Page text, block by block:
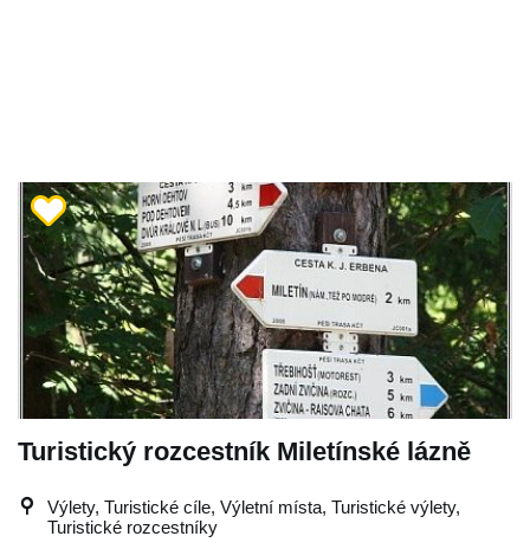
Turistický rozcestník Miletínské lázně
Výlety, Turistické cíle, Výletní místa, Turistické výlety,
Turistické rozcestníky